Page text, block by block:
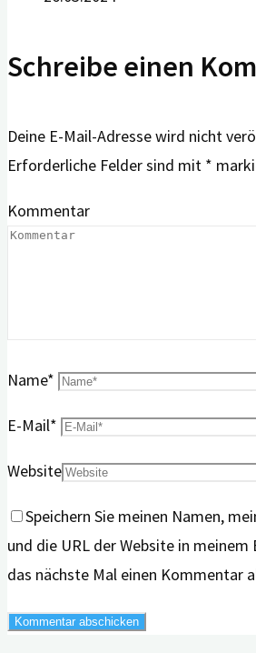
Schreibe einen
Deine E-Mail-Adresse wird nicht
Erforderliche Felder sind mit *
Kommentar
Name*
E-Mail*
Website
Speichern Sie meinen Namen,
und die URL der Website in meinem
das nächste Mal einen Kommentar